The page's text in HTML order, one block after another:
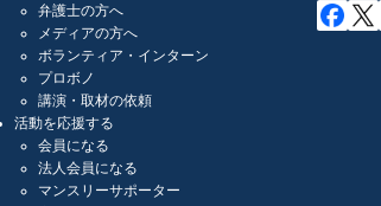
弁護士の方へ
メディアの方へ
ボランティア・インターン
プロボノ
講演・取材の依頼
活動を応援する
会員になる
法人会員になる
マンスリーサポーター